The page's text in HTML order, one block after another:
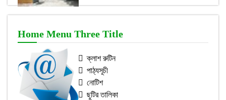
Home Menu Three Title
ক্লাশ রুটিন
পাঠ্যসূচী
নোটিশ
ছুটির তালিকা